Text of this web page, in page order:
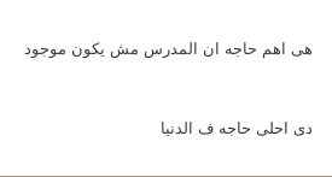
هى اهم حاجه ان المدرس مش يكون موجود
دى احلى حاجه ف الدنيا